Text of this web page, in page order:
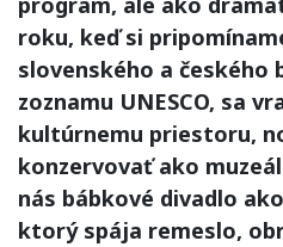
roku, keď si
slovenského a českého
zoznamu UNESCO, sa
kultúrnemu priestoru,
konzervovať ako
nás bábkové divadlo
ktorý spája remeslo,